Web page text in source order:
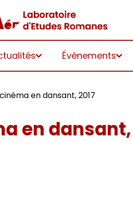
Événements
en dansant, 2017
en dansant,